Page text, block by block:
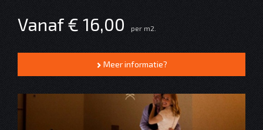
Vanaf € 16,00 per m2.
Meer informatie?